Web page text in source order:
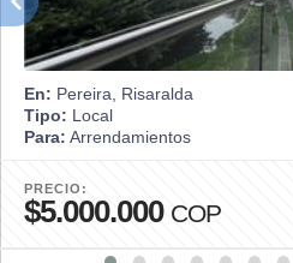
En: Pereira, Risaralda
Tipo: Local
Para: Arrendamientos
PRECIO:
$5.000.000 COP